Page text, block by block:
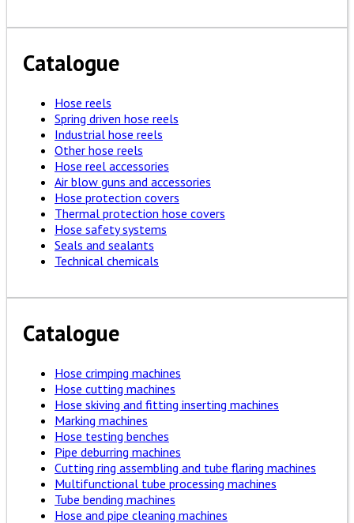
Catalogue
Hose reels
Spring driven hose reels
Industrial hose reels
Other hose reels
Hose reel accessories
Air blow guns and accessories
Hose protection covers
Thermal protection hose covers
Hose safety systems
Seals and sealants
Technical chemicals
Catalogue
Hose crimping machines
Hose cutting machines
Hose skiving and fitting inserting machines
Marking machines
Hose testing benches
Pipe deburring machines
Cutting ring assembling and tube flaring machines
Multifunctional tube processing machines
Tube bending machines
Hose and pipe cleaning machines